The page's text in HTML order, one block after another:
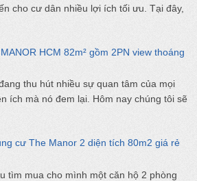
cho cư dân nhiều lợi ích tối ưu. Tại đây,
HCM 82m² gồm 2PN view thoáng
thu hút nhiều sự quan tâm của mọi
ích mà nó đem lại. Hôm nay chúng tôi sẽ
cư The Manor 2 diện tích 80m2 giá rẻ
tìm mua cho mình một căn hộ 2 phòng